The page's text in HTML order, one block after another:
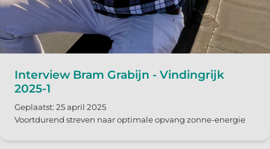
Interview Bram Grabijn - Vindingrijk
2025-1
Geplaatst: 25 april 2025
Voortdurend streven naar optimale opvang zonne-energie